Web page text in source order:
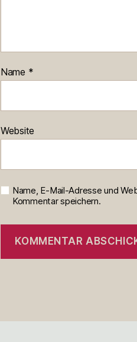
Name *
Website
Name, E-Mail-Adresse und
Kommentar speichern.